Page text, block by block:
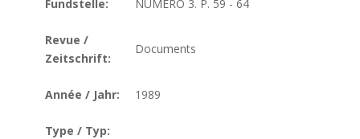
Fundstelle:
NUMERO 3. P. 59 - 64
Revue /
Zeitschrift:
Documents
Année / Jahr: 1989
Type / Typ: